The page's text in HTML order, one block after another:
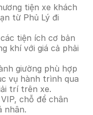
tiện xe khách
từ Phủ Lý đi
tiện ích cơ bản
khí với giá cả phải
giường phù hợp
vụ hành trình qua
trí trên xe.
chỗ để chân
nhân.